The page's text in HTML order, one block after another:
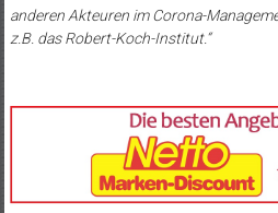
anderen Akteuren im Corona-
z.B. das Robert-Koch-Institut.“